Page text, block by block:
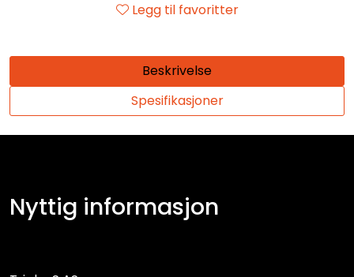
Legg til favoritter
Beskrivelse
Spesifikasjoner
Nyttig informasjon